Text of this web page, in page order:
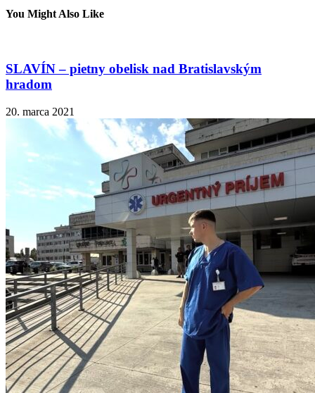
You Might Also Like
SLAVÍN – pietny obelisk nad Bratislavským
hradom
20. marca 2021